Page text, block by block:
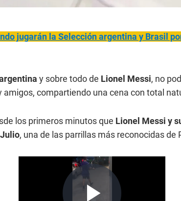
jugarán la Selección argentina y Brasil
y sobre todo de Lionel Messi, no
amigos, compartiendo una cena con total
los primeros minutos que Lionel Messi y
, una de las parrillas más reconocidas de